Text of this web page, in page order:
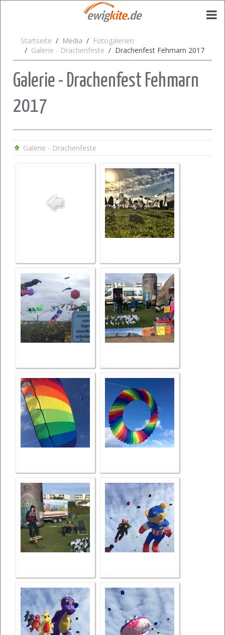
Startseite Media
Fotogalerien
Galerie - Drachenfeste
Drachenfest Fehmarn 2017
Galerie - Drachenfest Fehmarn
2017
Galerie - Drachenfeste